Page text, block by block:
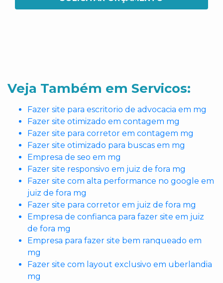
Veja Também em Servicos:
Fazer site para escritorio de advocacia em mg
Fazer site otimizado em contagem mg
Fazer site para corretor em contagem mg
Fazer site otimizado para buscas em mg
Empresa de seo em mg
Fazer site responsivo em juiz de fora mg
Fazer site com alta performance no google em
juiz de fora mg
Fazer site para corretor em juiz de fora mg
Empresa de confianca para fazer site em juiz
de fora mg
Empresa para fazer site bem ranqueado em
mg
Fazer site com layout exclusivo em uberlandia
mg